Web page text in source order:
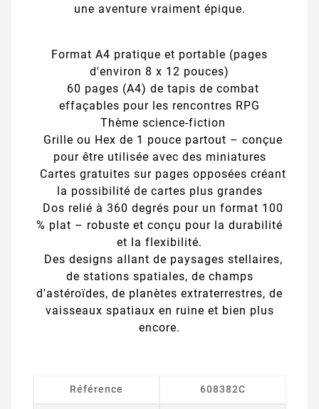
une aventure vraiment épique.
Format A4 pratique et portable (pages
d'environ 8 x 12 pouces)
60 pages (A4) de tapis de combat
effaçables pour les rencontres RPG
Thème science-fiction
Grille ou Hex de 1 pouce partout – conçue
pour être utilisée avec des miniatures
Cartes gratuites sur pages opposées créant
la possibilité de cartes plus grandes
Dos relié à 360 degrés pour un format 100
% plat – robuste et conçu pour la durabilité
et la flexibilité.
Des designs allant de paysages stellaires,
de stations spatiales, de champs
d'astéroïdes, de planètes extraterrestres, de
vaisseaux spatiaux en ruine et bien plus
encore.
Référence 608382C